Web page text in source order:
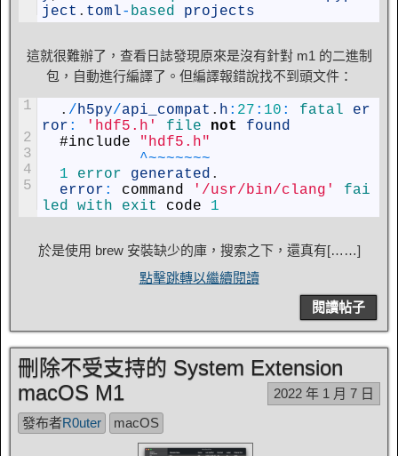
ject . toml- based projects
這就很難辦了，查看日誌發現原來是沒有針對 m1 的二進制
包，自動進行編譯了。但編譯報錯說找不到頭文件：
1
2
3
4
5
. /h5py/api_compat . h : 27 : 10 : fatal er
ror : 'hdf5.h' file not
found
#include
"hdf5.h"
^~~~~~~~
1
error generated .
error : command '/usr/bin/clang'
fai
led with exit code 1
於是使用 brew 安裝缺少的庫，搜索之下，還真有[……]
點擊跳轉以繼續閱讀
閱讀帖子
刪除不受支持的 System Extension
macOS M1
2022 年 1 月 7 日
發布者R0uter macOS